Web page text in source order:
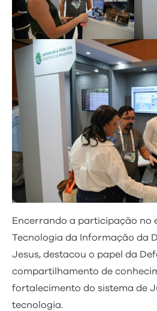
Encerrando a participação no
Tecnologia da Informação da
Jesus, destacou o papel da
compartilhamento de
fortalecimento do sistema de
tecnologia.